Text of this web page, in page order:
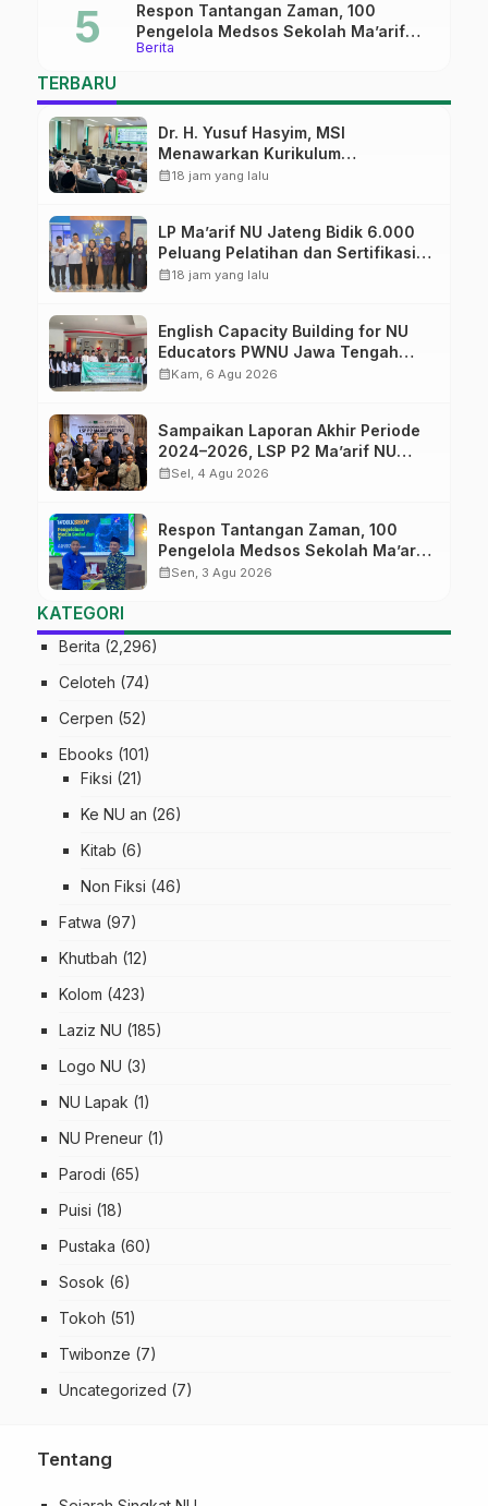
Berita
Respon Tantangan Zaman, 100
Pengelola Medsos Sekolah Ma’arif
Pekalongan Ikuti Pelatihan Literasi
TERBARU
Dr. H. Yusuf Hasyim, MSI
Menawarkan Kurikulum
Diversifikasi, Harapan Baru dalam
calendar_month18 jam yang lalu
LP Ma’arif NU Jateng Bidik 6.000
Peluang Pelatihan dan Sertifikasi
bagi Lulusan SMK
calendar_month18 jam yang lalu
English Capacity Building for NU
Educators PWNU Jawa Tengah
Batch#4; Membuka Jalan Menuju
calendar_monthKam, 6 Agu 2026
Sampaikan Laporan Akhir Periode
2024–2026, LSP P2 Ma’arif NU
Jateng Mantapkan Sinergi Link and
calendar_monthSel, 4 Agu 2026
Respon Tantangan Zaman, 100
Pengelola Medsos Sekolah Ma’arif
Pekalongan Ikuti Pelatihan Literasi
calendar_monthSen, 3 Agu 2026
KATEGORI
Berita (2,296)
Celoteh (74)
Cerpen (52)
Ebooks (101)
Fiksi (21)
Ke NU an (26)
Kitab (6)
Non Fiksi (46)
Fatwa (97)
Khutbah (12)
Kolom (423)
Laziz NU (185)
Logo NU (3)
NU Lapak (1)
NU Preneur (1)
Parodi (65)
Puisi (18)
Pustaka (60)
Sosok (6)
Tokoh (51)
Twibonze (7)
Uncategorized (7)
Tentang